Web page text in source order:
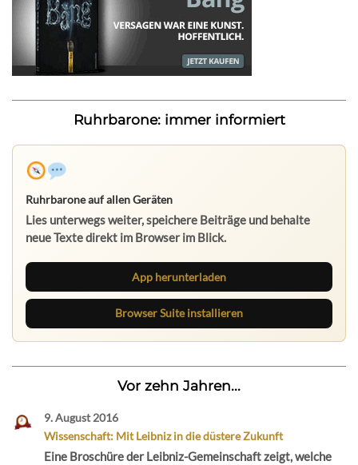
Ruhrbarone: immer informiert
Ruhrbarone auf allen Geräten
Lies unterwegs weiter, speichere Beiträge und behalte
neue Texte direkt im Browser im Blick.
App herunterladen
Browser Suite installieren
Vor zehn Jahren...
9. August 2016
Wissenschaft: Mit Leibniz in die düstere Zukunft
Eine Broschüre der Leibniz-Gemeinschaft zeigt, welche